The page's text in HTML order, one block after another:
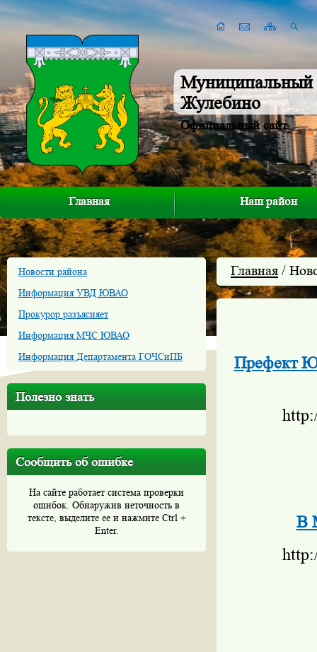
Муниципальный
Жулебино
Официальный сайт
Главная Наш район
Новости района
Информация УВД ЮВАО
Прокурор разъясняет
Информация МЧС ЮВАО
Информация Департамента ГОЧСиПБ
Полезно знать
Сообщить об ошибке
На сайте работает система проверки
ошибок. Обнаружив неточность в
тексте, выделите ее и нажмите Ctrl +
Enter.
Главная /
Префект
В